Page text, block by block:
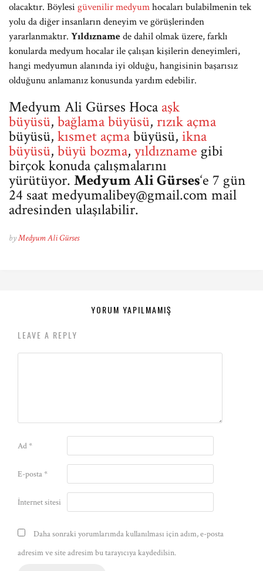
olacaktır. Böylesi güvenilir medyumhocaları bulabilmenin tek
yolu da diğer insanların deneyim ve görüşlerinden
yararlanmaktır. Yıldıznamede dahil olmak üzere, farklı
konularda medyum hocalar ile çalışan kişilerin deneyimleri,
hangi medyumun alanında iyi olduğu, hangisinin başarısız
olduğunu anlamanız konusunda yardım edebilir.
Medyum Ali Gürses Hoca aşk
büyüsü, bağlama büyüsü, rızık açma
büyüsü, kısmet açmabüyüsü, ikna
büyüsü, büyü bozma, yıldızname gibi
birçok konuda çalışmalarını
yürütüyor. Medyum Ali Gürses‘e 7 gün
24 saatmedyumalibey@gmail.com mail
adresinden ulaşılabilir.
byMedyum Ali Gürses
YORUM YAPILMAMIŞ
LEAVE A REPLY
Ad*
E-posta*
İnternet sitesi
Daha sonraki yorumlarımda kullanılması için adım, e-posta
adresim ve site adresim bu tarayıcıya kaydedilsin.